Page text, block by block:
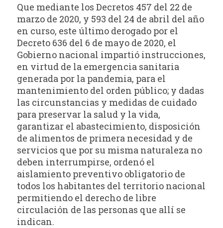
Que mediante los Decretos 457 del 22 de
marzo de 2020, y 593 del 24 de abril del año
en curso, este último derogado por el
Decreto 636 del 6 de mayo de 2020, el
Gobierno nacional impartió instrucciones,
en virtud de la emergencia sanitaria
generada por la pandemia, para el
mantenimiento del orden público; y dadas
las circunstancias y medidas de cuidado
para preservar la salud y la vida,
garantizar el abastecimiento, disposición
de alimentos de primera necesidad y de
servicios que por su misma naturaleza no
deben interrumpirse, ordenó el
aislamiento preventivo obligatorio de
todos los habitantes del territorio nacional
permitiendo el derecho de libre
circulación de las personas que allí se
indican.